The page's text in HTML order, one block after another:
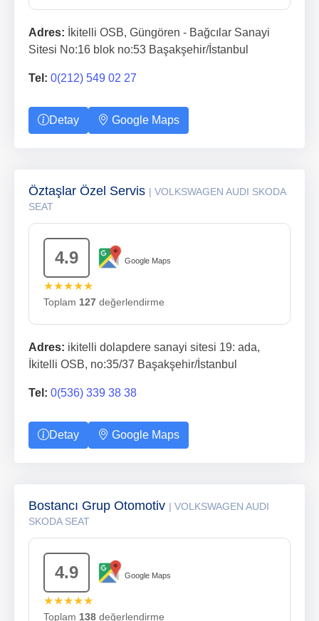
Adres: İkitelli OSB, Güngören - Bağcılar Sanayi
Sitesi No:16 blok no:53 Başakşehir/İstanbul
Tel: 0(212) 549 02 27
Detay Google Maps
Öztaşlar Özel Servis | VOLKSWAGEN AUDI SKODA
SEAT
4.9 Google Maps
★★★★★
Toplam 127 değerlendirme
Adres: ikitelli dolapdere sanayi sitesi 19: ada,
İkitelli OSB, no:35/37 Başakşehir/İstanbul
Tel: 0(536) 339 38 38
Detay Google Maps
Bostancı Grup Otomotiv | VOLKSWAGEN AUDI
SKODA SEAT
4.9 Google Maps
★★★★★
Toplam 138 değerlendirme